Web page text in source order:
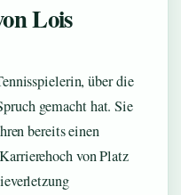
Lois
über die
gemacht hat. Sie
bereits einen
von Platz